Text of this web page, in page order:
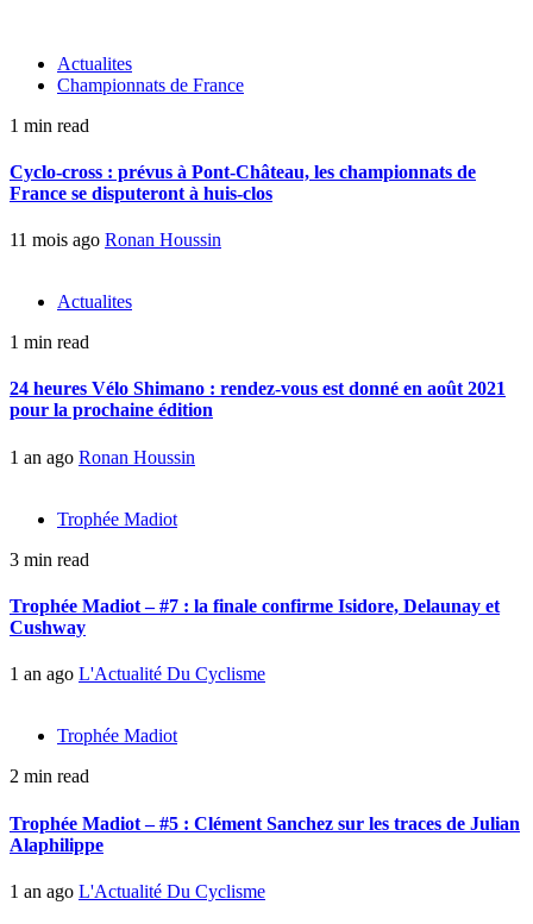
Actualites
Championnats de France
1 min read
Cyclo-cross : prévus à Pont-Château, les championnats de
France se disputeront à huis-clos
11 mois ago Ronan Houssin
Actualites
1 min read
24 heures Vélo Shimano : rendez-vous est donné en août 2021
pour la prochaine édition
1 an ago Ronan Houssin
Trophée Madiot
3 min read
Trophée Madiot – #7 : la finale confirme Isidore, Delaunay et
Cushway
1 an ago L'Actualité Du Cyclisme
Trophée Madiot
2 min read
Trophée Madiot – #5 : Clément Sanchez sur les traces de Julian
Alaphilippe
1 an ago L'Actualité Du Cyclisme